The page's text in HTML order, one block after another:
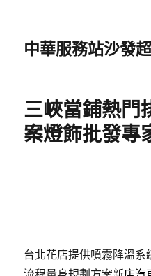
中華服務站沙發
三峽當鋪熱門
案燈飾批發專
台北花店提供噴霧降溫